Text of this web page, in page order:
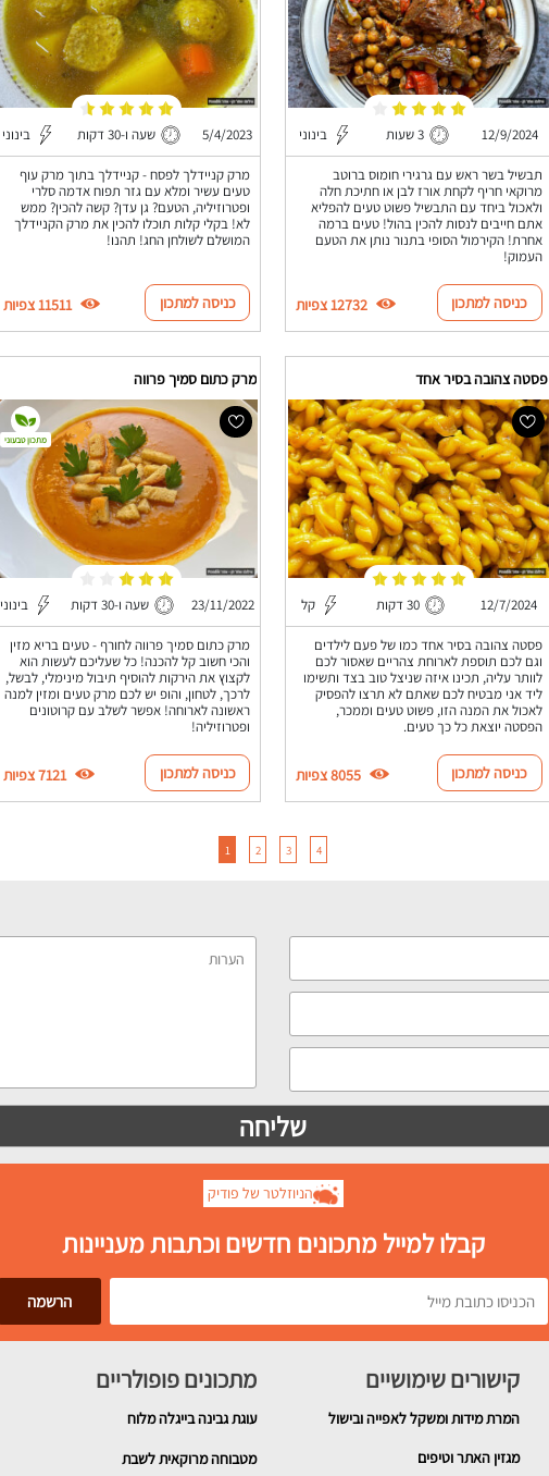
12/9/2024 3 שעות בינוני
תבשיל בשר ראש עם גרגירי חומוס ברוטב
מרוקאי חריף לקחת אורז לבן או חתיכת חלה
ולאכול ביחד עם התבשיל פשוט טעים להפליא
אתם חייבים לנסות להכין בהול! טעים ברמה
אחרת! הקירמול הסופי בתנור נותן את הטעם
העמוק!
כניסה למתכון 12732 צפיות
5/4/2023 שעה ו-30 דקות בינוני
מרק קניידלך לפסח - קניידלך בתוך מרק עוף
טעים עשיר ומלא עם גזר תפוח אדמה סלרי
ופטרוזיליה, הטעם? גן עדן? קשה להכין? ממש
לא! בקלי קלות תוכלו להכין את מרק הקניידלך
המושלם לשולחן החג! תהנו!
כניסה למתכון 11511 צפיות
פסטה צהובה בסיר אחד
12/7/2024 30 דקות קל
פסטה צהובה בסיר אחד כמו של פעם לילדים
וגם לכם תוספת לארוחת צהריים שאסור לכם
לוותר עליה, תכינו איזה שניצל טוב בצד ותשימו
ליד אני מבטיח לכם שאתם לא תרצו להפסיק
לאכול את המנה הזו, פשוט טעים וממכר,
הפסטה יוצאת כל כך טעים.
כניסה למתכון 8055 צפיות
מרק כתום סמיך פרווה
23/11/2022 שעה ו-30 דקות בינוני
מרק כתום סמיך פרווה לחורף - טעים בריא מזין
והכי חשוב קל להכנה! כל שעליכם לעשות הוא
לקצוץ את הירקות להוסיף תיבול מינימלי, לבשל,
לרכך, לטחון, והופ יש לכם מרק טעים ומזין למנה
ראשונה לארוחה! אפשר לשלב עם קרוטונים
ופטרוזיליה!
מתכון טבעוני
כניסה למתכון 7121 צפיות
1 2 3 4
הניוזלטר של פודיק
קבלו למייל מתכונים חדשים וכתבות מעניינות
קישורים שימושיים
המרת מידות ומשקל לאפייה ובישול
מגזין האתר וטיפים
מתכונים פופולריים
עוגת גבינה בייגלה מלוח
מטבוחה מרוקאית לשבת